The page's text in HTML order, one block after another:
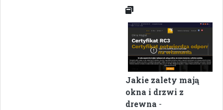
Jakie zalety mają
okna i drzwi z
drewna -